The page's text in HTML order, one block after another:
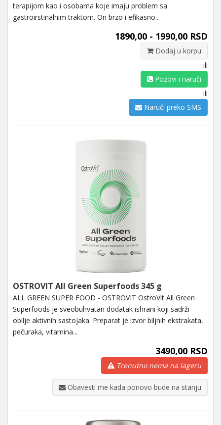
terapijom kao i osobama koje imaju problem sa
gastroirstinalnim traktom. On brzo i efikasno...
1890,00 - 1990,00 RSD
Dodaj u korpu
ili
Pozovi i naruči
ili
Naruči preko SMS
OSTROVIT All Green Superfoods 345 g
ALL GREEN SUPER FOOD - OSTROVIT OstroVit All Green
Superfoods je sveobuhvatan dodatak ishrani koji sadrži
obilje aktivnih sastojaka. Preparat je izvor biljnih ekstrakata,
pečuraka, vitamina...
3490,00 RSD
Trenutno nema na lageru
Obavesti me kada ponovo bude na stanju